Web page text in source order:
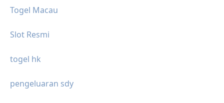
Togel Macau
Slot Resmi
togel hk
pengeluaran sdy